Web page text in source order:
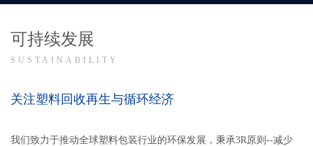
可持续发展
SUSTAINABILITY
关注塑料回收再生与循环经济
我们致力于推动全球塑料包装行业的环保发展，秉承3R原则--减少